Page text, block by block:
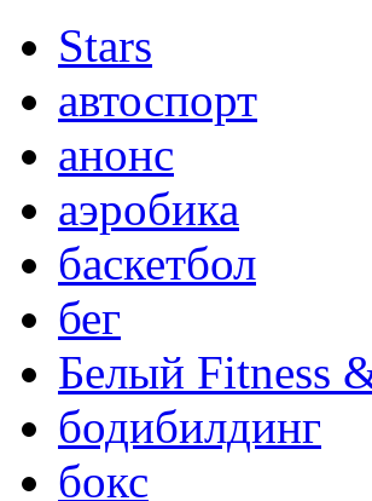
Stars
автоспорт
анонс
аэробика
баскетбол
бег
Белый Fitness
бодибилдинг
бокс